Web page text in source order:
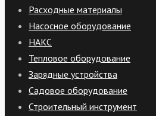
Расходные материалы
Насосное оборудование
НАКС
Тепловое оборудование
Зарядные устройства
Садовое оборудование
Строительный инструмент